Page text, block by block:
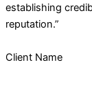
establishing
reputation.”
Client Name